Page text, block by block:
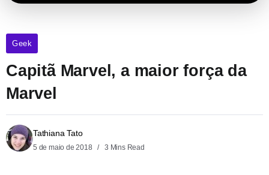
Geek
Capitã Marvel, a maior força da
Marvel
Tathiana Tato
5 de maio de 2018 3 Mins Read